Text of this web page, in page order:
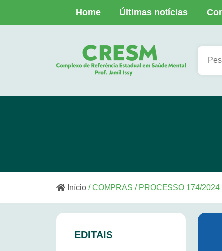
Home Últimas notícias
Início / COMPRAS / PROCESSO 174/
EDITAIS